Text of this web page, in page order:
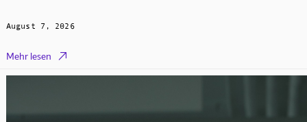
August 7, 2026
Mehr lesen 